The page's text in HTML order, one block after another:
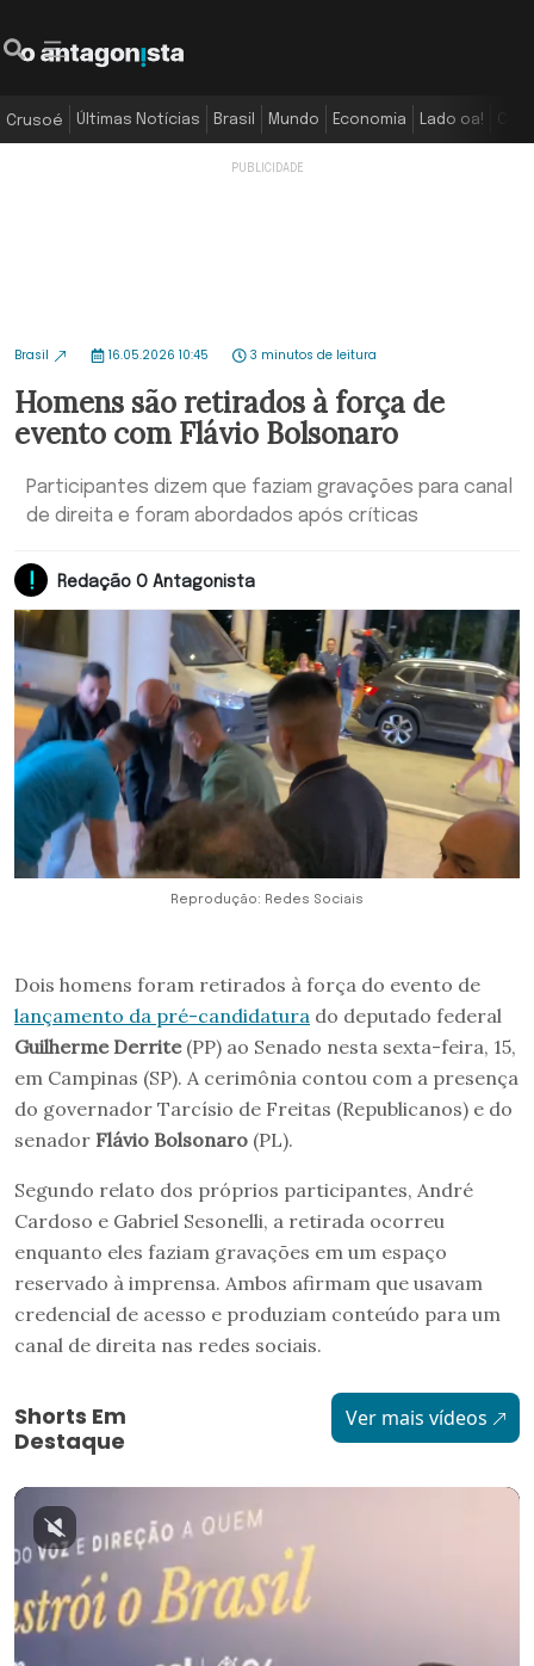
Crusoé Últimas Notícias Brasil Mundo Economia Lado oa!
Brasil 16.05.2026 10:45 3 minutos de leitura
Homens são retirados à força de
evento com Flávio Bolsonaro
Participantes dizem que faziam gravações para canal
de direita e foram abordados após críticas
Redação O Antagonista
Reprodução: Redes Sociais
Dois homens foram retirados à força do evento de
lançamento da pré-candidatura do deputado federal
Guilherme Derrite(PP) ao Senado nesta sexta-feira, 15,
em Campinas (SP). A cerimônia contou com a presença
do governador Tarcísio de Freitas (Republicanos) e do
senador Flávio Bolsonaro (PL).
Segundo relato dos próprios participantes, André
Cardoso e Gabriel Sesonelli, a retirada ocorreu
enquanto eles faziam gravações em um espaço
reservado à imprensa. Ambos afirmam que usavam
credencial de acesso e produziam conteúdo para um
canal de direita nas redes sociais.
Shorts Em
Destaque
Ver mais vídeos